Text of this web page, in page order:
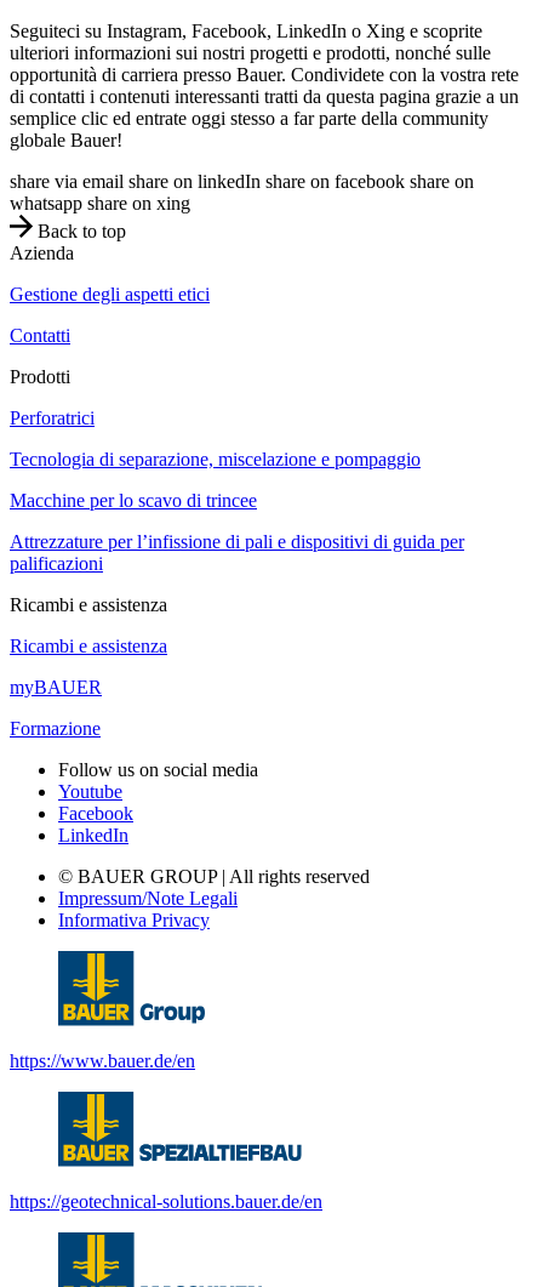
Seguiteci su Instagram, Facebook, LinkedIn o Xing e scoprite
ulteriori informazioni sui nostri progetti e prodotti, nonché sulle
opportunità di carriera presso Bauer. Condividete con la vostra rete
di contatti i contenuti interessanti tratti da questa pagina grazie a un
semplice clic ed entrate oggi stesso a far parte della community
globale Bauer!
share via email share on linkedIn share on facebook share on
whatsapp share on xing
Back to top
Azienda
Gestione degli aspetti etici
Contatti
Prodotti
Perforatrici
Tecnologia di separazione, miscelazione e pompaggio
Macchine per lo scavo di trincee
Attrezzature per l’infissione di pali e dispositivi di guida per
palificazioni
Ricambi e assistenza
Ricambi e assistenza
myBAUER
Formazione
Follow us on social media
Youtube
Facebook
LinkedIn
© BAUER GROUP | All rights reserved
Impressum/Note Legali
Informativa Privacy
https://www.bauer.de/en
https://geotechnical-solutions.bauer.de/en